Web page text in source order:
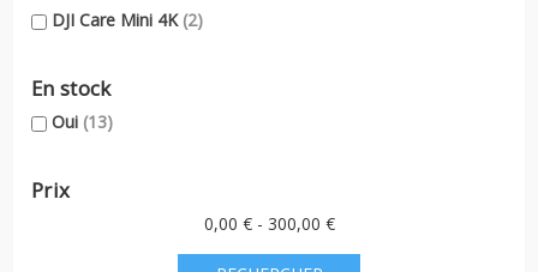
DJI Care Mini 4K (2)
En stock
Oui (13)
Prix
0,00 € - 300,00 €